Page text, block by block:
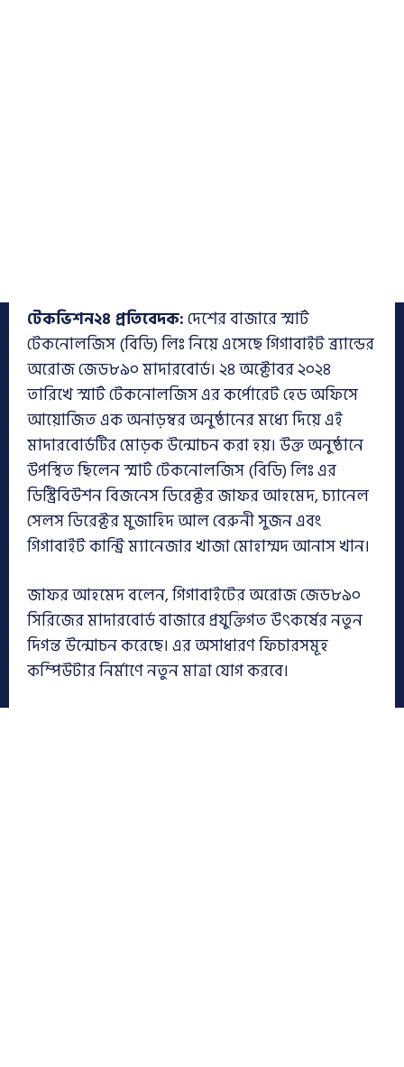
টেকভিশন২৪ প্রতিবেদক:দেশের বাজারে স্মার্ট
টেকনোলজিস (বিডি) লিঃ নিয়ে এসেছে গিগাবাইট ব্র্যান্ডের
অরোজ জেড৮৯০ মাদারবোর্ড। ২৪ অক্টোবর ২০২৪
তারিখে স্মার্ট টেকনোলজিস এর কর্পোরেট হেড অফিসে
আয়োজিত এক অনাড়ম্বর অনুষ্ঠানের মধ্যে দিয়ে এই
মাদারবোর্ডটির মোড়ক উন্মোচন করা হয়। উক্ত অনুষ্ঠানে
উপস্থিত ছিলেন স্মার্ট টেকনোলজিস (বিডি) লিঃ এর
ডিস্ট্রিবিউশন বিজনেস ডিরেক্টর জাফর আহমেদ, চ্যানেল
সেলস ডিরেক্টর মুজাহিদ আল বেরুনী সুজন এবং
গিগাবাইট কান্ট্রি ম্যানেজার খাজা মোহাম্মদ আনাস খান।
জাফর আহমেদ বলেন, গিগাবাইটের অরোজ জেড৮৯০
সিরিজের মাদারবোর্ড বাজারে প্রযুক্তিগত উৎকর্ষের নতুন
দিগন্ত উন্মোচন করেছে। এর অসাধারণ ফিচারসমূহ
কম্পিউটার নির্মাণে নতুন মাত্রা যোগ করবে।